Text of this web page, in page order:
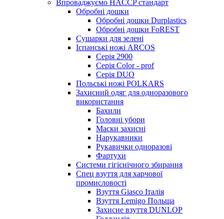
Впроваджуємо HACCP стандарт
Обробні дошки
Обробні дошки Durplastics
Обробні дошки FoREST
Сушарки для зелені
Іспанські ножі ARCOS
Серія 2900
Серія Color - prof
Серія DUO
Польські ножі POLKARS
Захисний одяг для одноразового
використання
Бахили
Головні убори
Маски захисні
Нарукавники
Рукавички одноразові
Фартухи
Системи гігієнічного збирання
Спец взуття для харчової
промисловості
Взуття Giasco Італія
Взуття Lemigo Польща
Захисне взуття DUNLOP